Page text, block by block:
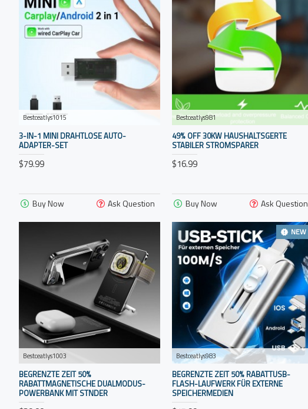
Bestceatlys1015
3-IN-1 MINI DRAHTLOSE AUTO-
ADAPTER-SET
$79.99
Buy Now Ask Question
Bestceatlys981
49% OFF 30KW HAUSHALTSGERTE
STABILER STROMSPARER
$16.99
Buy Now Ask Question
Bestceatlys1003
BEGRENZTE ZEIT 50%
RABATTMAGNETISCHE DUALMODUS-
POWERBANK MIT STNDER
NEW
Bestceatlys983
BEGRENZTE ZEIT 50% RABATTUSB-
FLASH-LAUFWERK FÜR EXTERNE
SPEICHERMEDIEN